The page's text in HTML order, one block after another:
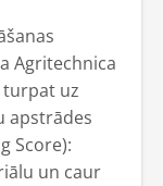
Agritechnica
turpat uz
apstrādes
Score):
un caur